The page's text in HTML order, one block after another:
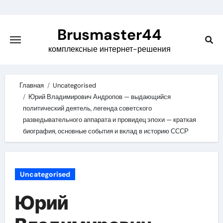
content
Brusmaster44
комплексные интернет-решения
Главная
Uncategorised
Юрий Владимирович Андропов — выдающийся
политический деятель, легенда советского
разведывательного аппарата и провидец эпохи — краткая
биография, основные события и вклад в историю СССР
Uncategorised
Юрий